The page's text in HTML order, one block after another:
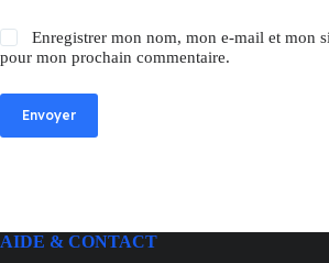
Enregistrer mon nom, mon e-mail et mon
pour mon prochain commentaire.
Envoyer
AIDE & CONTACT